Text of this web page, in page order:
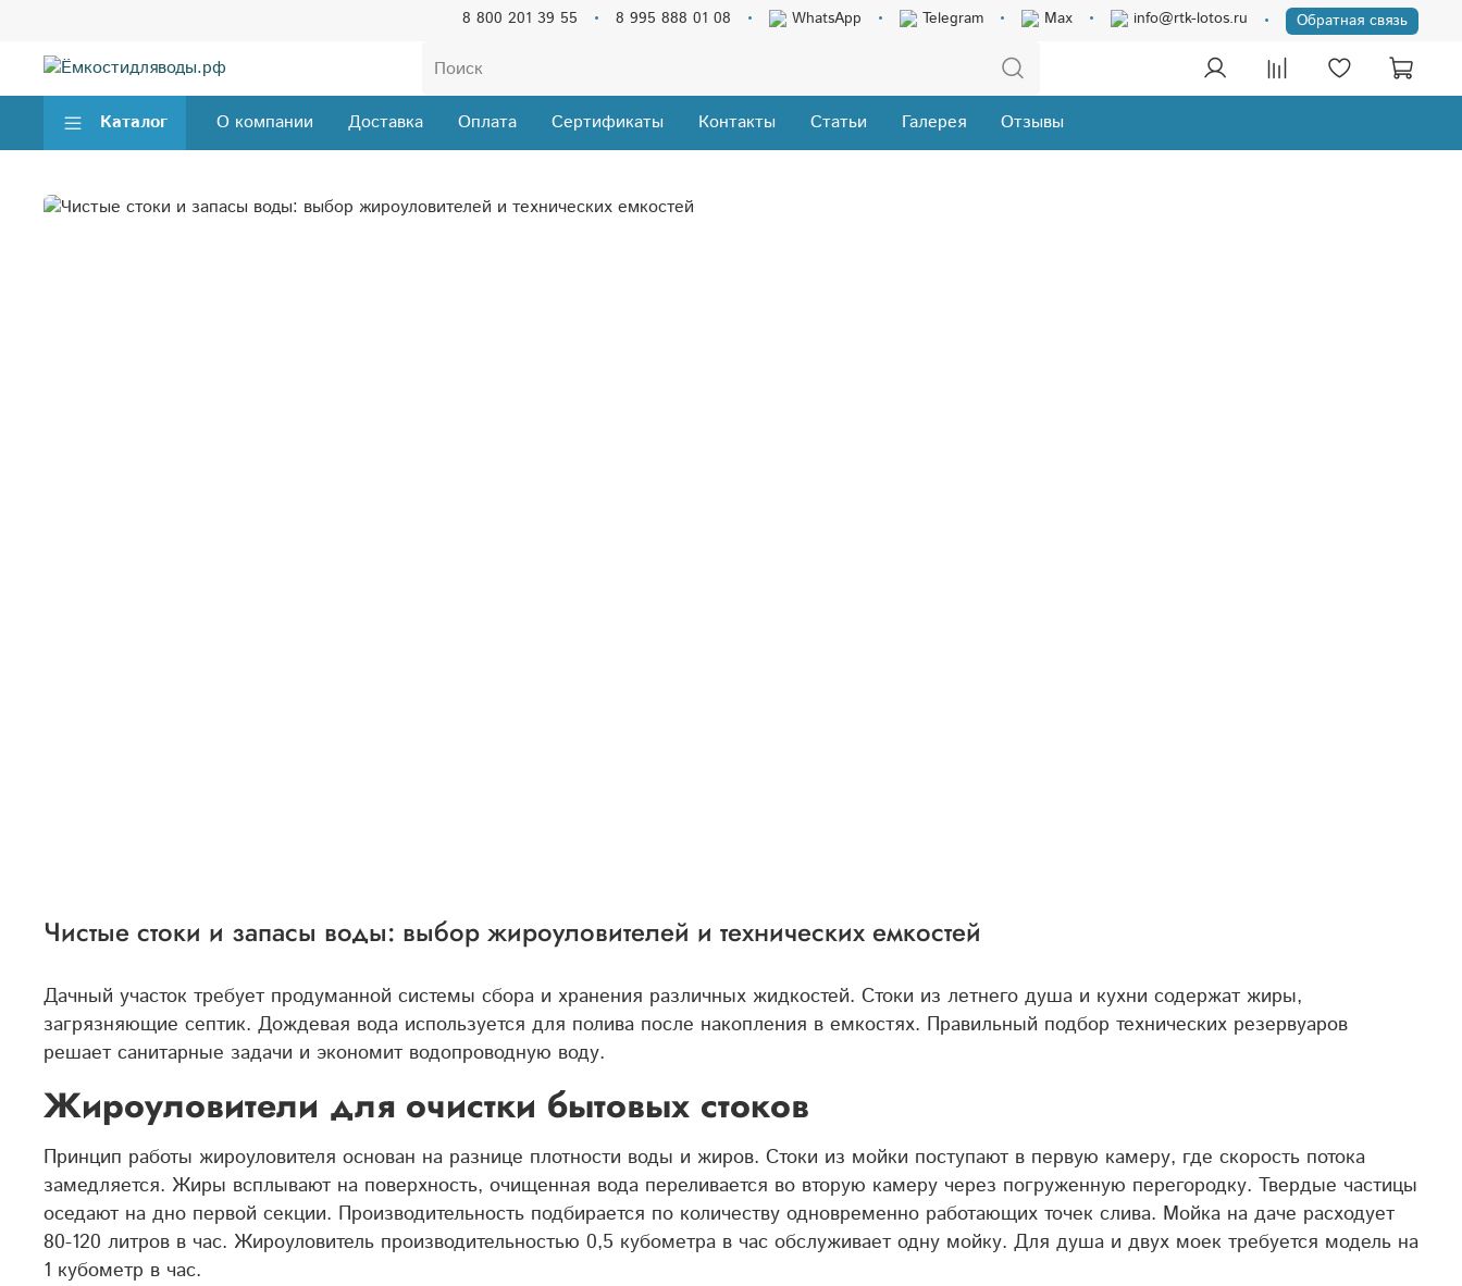
8 800 201 39 55 8 995 888 01 08 WhatsApp Telegram Max info@rtk-lotos.ru Обратная связь
Каталог О компании Доставка Оплата Сертификаты Контакты Статьи Галерея Отзывы
Чистые стоки и запасы воды: выбор жироуловителей и технических емкостей
Дачный участок требует продуманной системы сбора и хранения различных жидкостей. Стоки из летнего душа и кухни содержат жиры,
загрязняющие септик. Дождевая вода используется для полива после накопления в емкостях. Правильный подбор технических резервуаров
решает санитарные задачи и экономит водопроводную воду.
Жироуловители для очистки бытовых стоков
Принцип работы жироуловителя основан на разнице плотности воды и жиров. Стоки из мойки поступают в первую камеру, где скорость потока
замедляется. Жиры всплывают на поверхность, очищенная вода переливается во вторую камеру через погруженную перегородку. Твердые частицы
оседают на дно первой секции. Производительность подбирается по количеству одновременно работающих точек слива. Мойка на даче расходует
80-120 литров в час. Жироуловитель производительностью 0,5 кубометра в час обслуживает одну мойку. Для душа и двух моек требуется модель на
1 кубометр в час.